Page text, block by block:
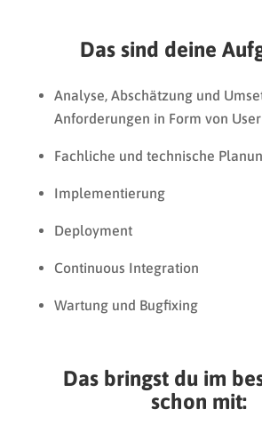
Das sind deine
Analyse, Abschätzung und
Anforderungen in Form von
Fachliche und technische
Implementierung
Deployment
Continuous Integration
Wartung und Bugfixing
Das bringst du im
schon mit: